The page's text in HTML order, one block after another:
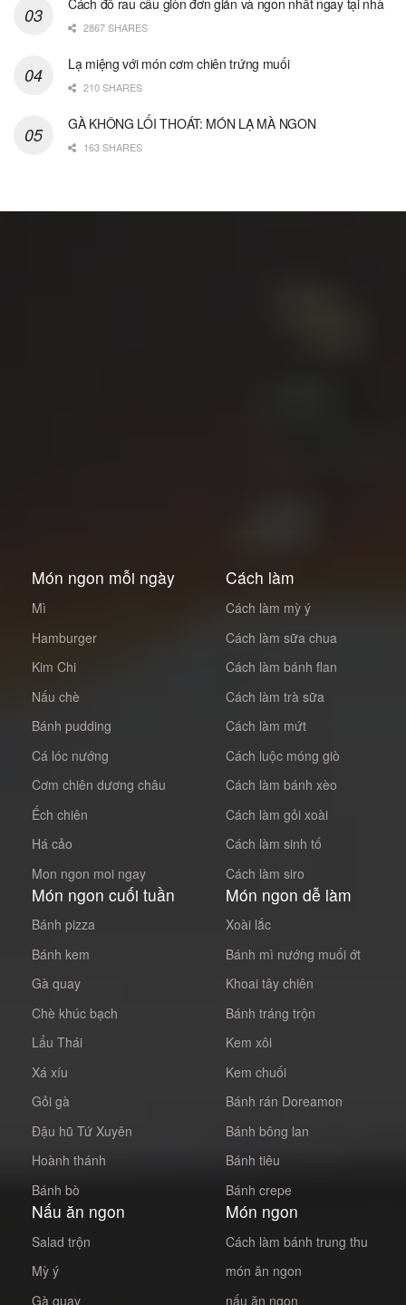
Cách đổ rau câu giòn đơn giản và ngon nhất ngay tại nhà
2867 SHARES
Lạ miệng với món cơm chiên trứng muối
210 SHARES
GÀ KHÔNG LỐI THOÁT: MÓN LẠ MÀ NGON
163 SHARES
Món ngon mỗi ngày
Mì
Hamburger
Kim Chi
Nấu chè
Bánh pudding
Cá lóc nướng
Cơm chiên dương châu
Ếch chiên
Há cảo
Mon ngon moi ngay
Cách làm
Cách làm mỳ ý
Cách làm sữa chua
Cách làm bánh flan
Cách làm trà sữa
Cách làm mứt
Cách luộc móng giò
Cách làm bánh xèo
Cách làm gỏi xoài
Cách làm sinh tố
Cách làm siro
Món ngon cuối tuần
Bánh pizza
Bánh kem
Gà quay
Chè khúc bạch
Lẩu Thái
Xá xíu
Gỏi gà
Đậu hũ Tứ Xuyên
Hoành thánh
Bánh bò
Món ngon dễ làm
Xoài lắc
Bánh mì nướng muối ớt
Khoai tây chiên
Bánh tráng trộn
Kem xôi
Kem chuối
Bánh rán Doreamon
Bánh bông lan
Bánh tiêu
Bánh crepe
Nấu ăn ngon
Salad trộn
Mỳ ý
Gà quay
Món ngon
Cách làm bánh trung thu
món ăn ngon
nấu ăn ngon